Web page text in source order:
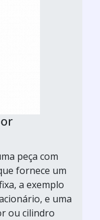
peça com
fornece um
a exemplo
e uma
ou cilindro